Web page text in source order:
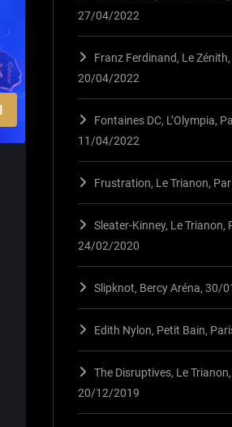
27/04/2022
Franz Ferdinand, Le
20/04/2022
Fontaines DC, L’Olympia,
11/04/2022
Frustration, Le Trianon,
Sleater-Kinney, Le Trianon,
24/02/2020
Slipknot, Bercy Aréna, 30/
Edith Nylon, Petit Bain,
The Disruptives, Le
20/12/2019